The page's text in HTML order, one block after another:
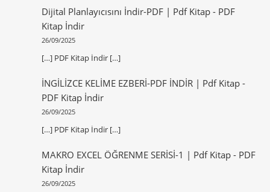
Dijital Planlayıcısını İndir-PDF | Pdf Kitap- PDF
Kitap İndir
26/09/2025
[…] PDF Kitap İndir […]
İNGİLİZCE KELİME EZBERİ-PDF İNDİR | Pdf Kitap-
PDF Kitap İndir
26/09/2025
[…] PDF Kitap İndir […]
MAKRO EXCEL ÖĞRENME SERİSİ-1 | Pdf Kitap- PDF
Kitap İndir
26/09/2025